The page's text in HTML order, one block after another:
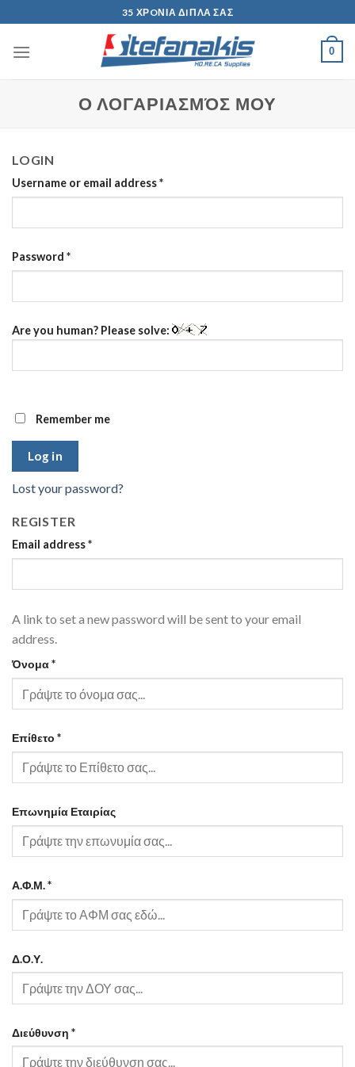
to
content
35 ΧΡOΝΙΑ ΔIΠΛΑ ΣΑΣ
0
Ο ΛΟΓΑΡΙΑΣΜΌΣ ΜΟΥ
LOGIN
Username or email address*
Password *
Are you human? Please solve:
Remember me
Log in
Lost your password?
REGISTER
Email address*
A link to set a new password will be sent to your email
address.
Όνομα*
Επίθετο *
Επωνημία Εταιρίας
Α.Φ.Μ.*
Δ.Ο.Υ.
Διεύθυνση *